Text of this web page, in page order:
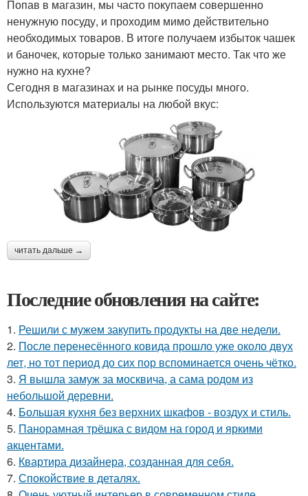
Попав в магазин, мы часто покупаем совершенно
ненужную посуду, и проходим мимо действительно
необходимых товаров. В итоге получаем избыток чашек
и баночек, которые только занимают место. Так что же
нужно на кухне?
Сегодня в магазинах и на рынке посуды много.
Используются материалы на любой вкус:
читать дальше →
Последние обновления на сайте:
1. Решили с мужем закупить продукты на две недели.
2. После перенесённого ковида прошло уже около двух
лет, но тот период до сих пор вспоминается очень чётко.
3. Я вышла замуж за москвича, а сама родом из
небольшой деревни.
4. Большая кухня без верхних шкафов - воздух и стиль.
5. Панорамная трёшка с видом на город и яркими
акцентами.
6. Квартира дизайнера, созданная для себя.
7. Спокойствие в деталях.